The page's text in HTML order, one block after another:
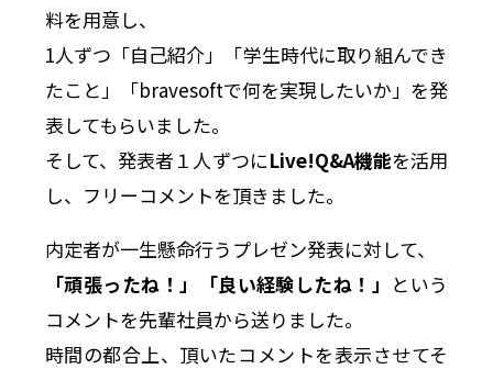
料を用意し、
1人ずつ「自己紹介」「学生時代に取り組んでき
たこと」「bravesoftで何を実現したいか」を発
表してもらいました。
そして、発表者１人ずつにLive!Q&A機能を活用
し、フリーコメントを頂きました。
内定者が一生懸命行うプレゼン発表に対して、
「頑張ったね！」「良い経験したね！」 という
コメントを先輩社員から送りました。
時間の都合上、頂いたコメントを表示させてそ